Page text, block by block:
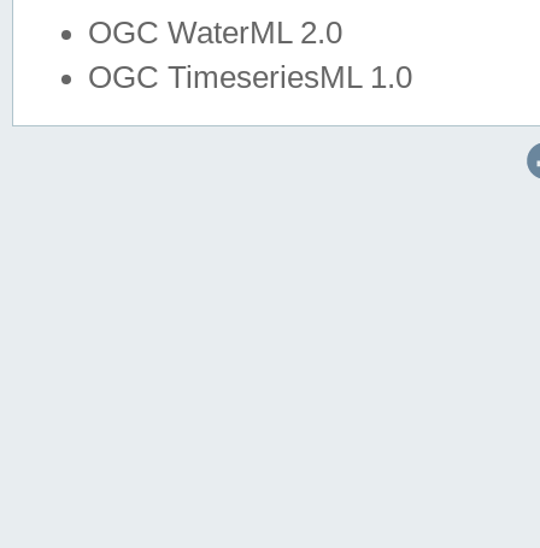
OGC WaterML 2.0
OGC TimeseriesML 1.0